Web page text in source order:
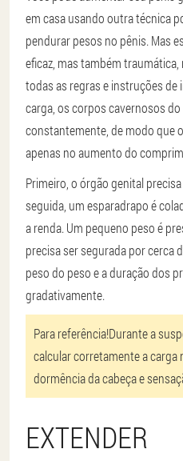
em casa usando outra técnica
pendurar pesos no pênis. Mas
eficaz, mas também
todas as regras e instruções de
carga, os corpos cavernosos
constantemente, de modo que
apenas no aumento do
Primeiro, o órgão genital
seguida, um esparadrapo é
a renda. Um pequeno peso é
precisa ser segurada por cerca
peso do peso e a duração dos
gradativamente.
Para referência!Durante a
calcular corretamente a carga
dormência da cabeça e
EXTENDER